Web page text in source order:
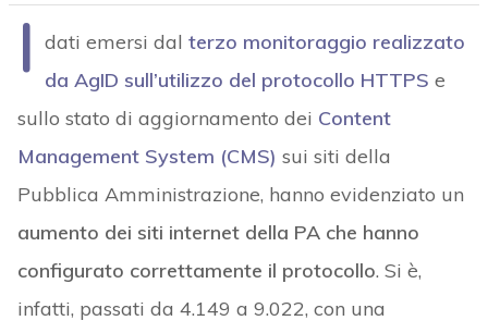
I dati emersi dal terzo monitoraggio realizzato
da AgID sull’utilizzo del protocollo HTTPS e
sullo stato di aggiornamento dei Content
Management System (CMS) sui siti della
Pubblica Amministrazione, hanno evidenziato un
aumento dei siti internet della PA che hanno
configurato correttamente il protocollo. Si è,
infatti, passati da 4.149 a 9.022, con una